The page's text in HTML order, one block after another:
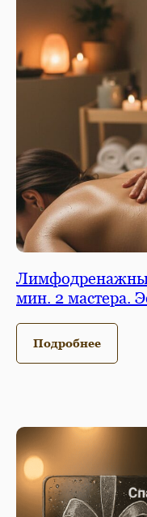
мин. 2 мастера.
Подробнее